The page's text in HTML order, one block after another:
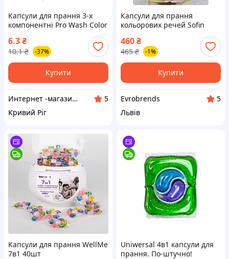
Капсули для прання 3-х
компонентні Pro Wash Color
6.3₴
10.1 ₴ -37%
Купити
Интернет -магазин " Папуля"
5
Кривий Ріг
Капсули для прання
кольорових речей Sofin
Complete Care Color Caps 42
шт захист кольору
460₴
465 ₴ -1%
Купити
Evrobrends
5
Львів
Капсули для прання WellMe
7в1 40шт
Uniwersal 4в1 капсули для
прання. По-штучно!